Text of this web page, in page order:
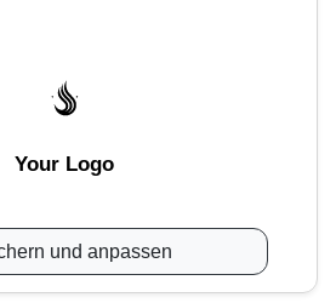
Your Logo
und anpassen